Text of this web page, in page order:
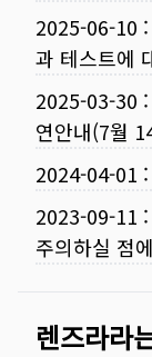
2025-06-10 :
과 테스트에
2025-03-30 :
연안내(7월
2024-04-01 :
2023-09-11 :
주의하실 점
렌즈라라